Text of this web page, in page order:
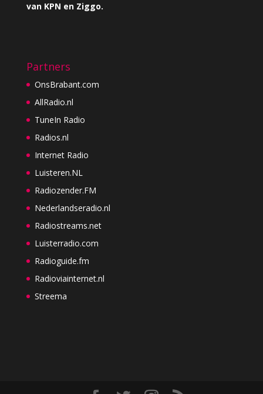
van KPN en Ziggo.
Partners
OnsBrabant.com
AllRadio.nl
TuneIn Radio
Radios.nl
Internet Radio
Luisteren.NL
Radiozender.FM
Nederlandseradio.nl
Radiostreams.net
Luisterradio.com
Radioguide.fm
Radioviainternet.nl
Streema